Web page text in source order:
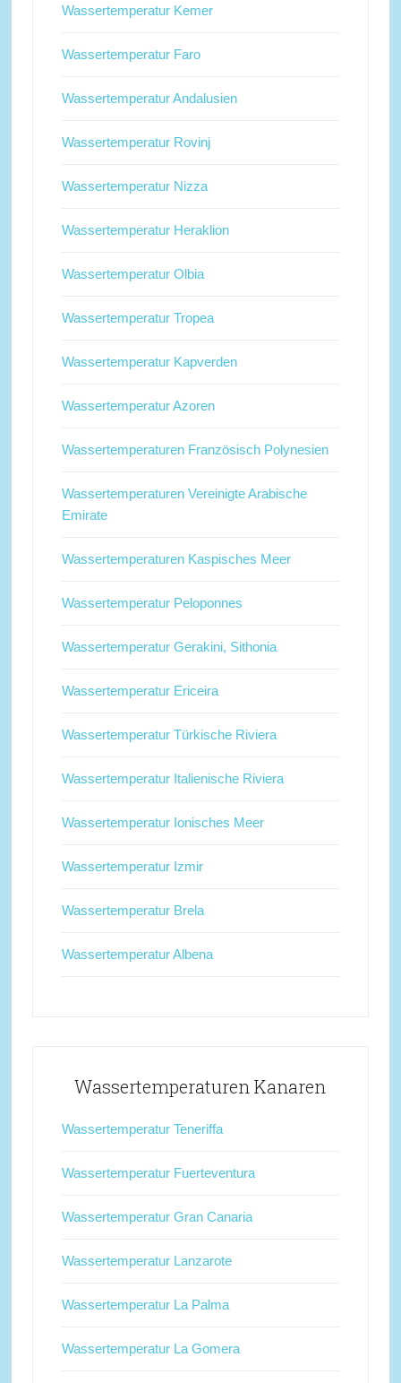
Wassertemperatur Kemer
Wassertemperatur Faro
Wassertemperatur Andalusien
Wassertemperatur Rovinj
Wassertemperatur Nizza
Wassertemperatur Heraklion
Wassertemperatur Olbia
Wassertemperatur Tropea
Wassertemperatur Kapverden
Wassertemperatur Azoren
Wassertemperaturen Französisch Polynesien
Wassertemperaturen Vereinigte Arabische
Emirate
Wassertemperaturen Kaspisches Meer
Wassertemperatur Peloponnes
Wassertemperatur Gerakini, Sithonia
Wassertemperatur Ericeira
Wassertemperatur Türkische Riviera
Wassertemperatur Italienische Riviera
Wassertemperatur Ionisches Meer
Wassertemperatur Izmir
Wassertemperatur Brela
Wassertemperatur Albena
Wassertemperaturen Kanaren
Wassertemperatur Teneriffa
Wassertemperatur Fuerteventura
Wassertemperatur Gran Canaria
Wassertemperatur Lanzarote
Wassertemperatur La Palma
Wassertemperatur La Gomera